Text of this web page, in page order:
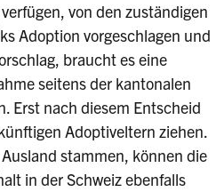
von den zuständigen
Adoption vorgeschlagen und
braucht es eine
seitens der kantonalen
Erst nach diesem Entscheid
Adoptiveltern ziehen.
stammen, können die
in der Schweiz ebenfalls